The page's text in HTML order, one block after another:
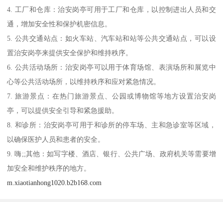
4. 工厂和仓库：治安岗亭可用于工厂和仓库，以控制进出人员和交
通，增加安全性和保护机密信息。
5. 公共交通站点：如火车站、汽车站和站等公共交通站点，可以设
置治安岗亭来提供安全保护和维持秩序。
6. 公共活动场所：治安岗亭可以用于体育场馆、表演场所和展览中
心等公共活动场所，以维持秩序和应对紧急情况。
7. 旅游景点：在热门旅游景点、公园或博物馆等地方设置治安岗
亭，可以提供安全引导和紧急援助。
8. 和诊所：治安岗亭可用于和诊所的停车场、主和急诊室等区域，
以确保医护人员和患者的安全。
9. 嗨;;其他：如写字楼、酒店、银行、公共广场、政府机关等需要增
加安全和维护秩序的地方。
m.xiaotianhong1020.b2b168.com